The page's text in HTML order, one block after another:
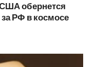
обернется
РФ в космосе